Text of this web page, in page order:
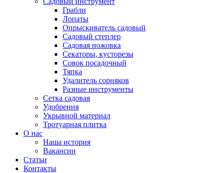
Грабли
Лопаты
Опрыскиватель садовый
Садовый степлер
Садовая ножовка
Секаторы, кусторезы
Совок посадочный
Тяпка
Удалитель сорняков
Разные инструменты
Сетка садовая
Удобрения
Укрывной материал
Тротуарная плитка
О нас
Наша история
Вакансии
Статьи
Контакты